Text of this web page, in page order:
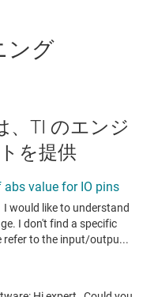
ング
、TI のエンジ
を提供